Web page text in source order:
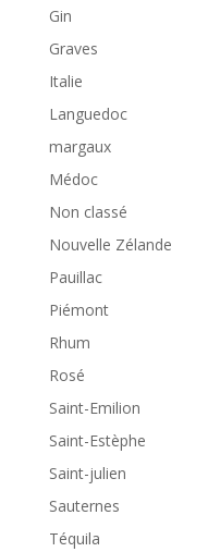
Gin
Graves
Italie
Languedoc
margaux
Médoc
Non classé
Nouvelle Zélande
Pauillac
Piémont
Rhum
Rosé
Saint-Emilion
Saint-Estèphe
Saint-julien
Sauternes
Téquila